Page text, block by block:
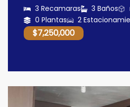
3 Recamaras 3 Baños
0 Plantas
2
$7,250,000